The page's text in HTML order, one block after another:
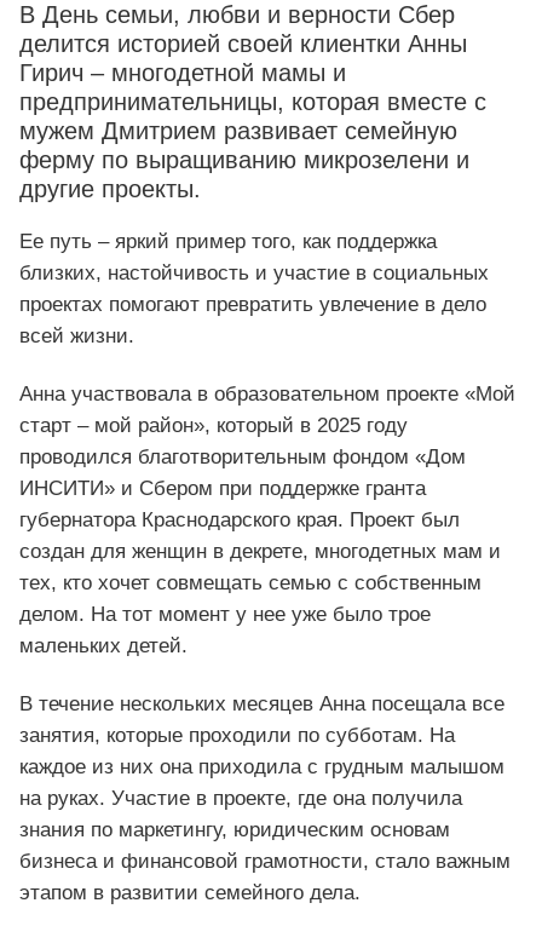
В День семьи, любви и верности Сбер
делится историей своей клиентки Анны
Гирич – многодетной мамы и
предпринимательницы, которая вместе с
мужем Дмитрием развивает семейную
ферму по выращиванию микрозелени и
другие проекты.
Ее путь – яркий пример того, как поддержка
близких, настойчивость и участие в социальных
проектах помогают превратить увлечение в дело
всей жизни.
Анна участвовала в образовательном проекте «Мой
старт – мой район», который в 2025 году
проводился благотворительным фондом «Дом
ИНСИТИ» и Сбером при поддержке гранта
губернатора Краснодарского края. Проект был
создан для женщин в декрете, многодетных мам и
тех, кто хочет совмещать семью с собственным
делом. На тот момент у нее уже было трое
маленьких детей.
В течение нескольких месяцев Анна посещала все
занятия, которые проходили по субботам. На
каждое из них она приходила с грудным малышом
на руках. Участие в проекте, где она получила
знания по маркетингу, юридическим основам
бизнеса и финансовой грамотности, стало важным
этапом в развитии семейного дела.